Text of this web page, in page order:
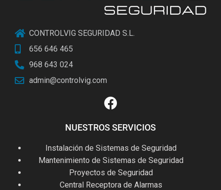
CONTROLVIG SEGURIDAD S.L.
656 646 465
968 643 024
admin@controlvig.com
NUESTROS SERVICIOS
Instalación de Sistemas de Seguridad
Mantenimiento de Sistemas de Seguridad
Proyectos de Seguridad
Central Receptora de Alarmas